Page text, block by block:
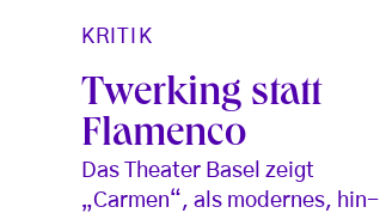
KRITIK
Twerking statt
Flamenco
Das Theater Basel zeigt
„Carmen“, als modernes, hin-